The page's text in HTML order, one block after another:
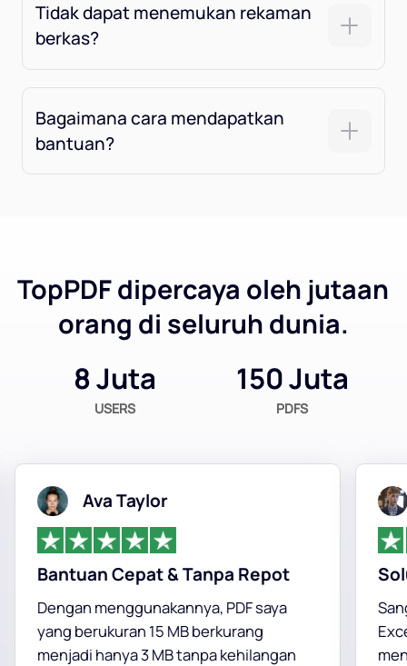
Tidak dapat menemukan rekaman
berkas?
Bagaimana cara mendapatkan
bantuan?
TopPDF dipercaya oleh jutaan
orang di seluruh dunia.
8 Juta
USERS
150 Juta
PDFS
Ava Taylor
Bantuan Cepat & Tanpa Repot
Dengan menggunakannya, PDF saya
yang berukuran 15 MB berkurang
menjadi hanya 3 MB tanpa kehilangan